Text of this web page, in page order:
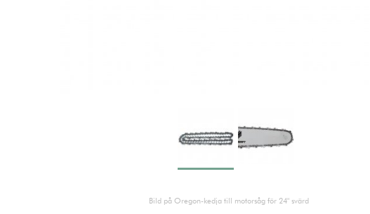
Bild på Oregon-kedja till motorsåg för 24" svärd